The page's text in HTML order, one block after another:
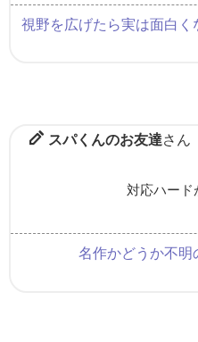
視野を広げたら実は面白
スパくんのお友達さん
対応ハード
名作かどうか不